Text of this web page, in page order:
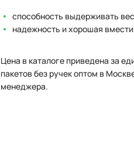
способность выдерживать вес
надежность и хорошая
Цена в каталоге приведена за
пакетов без ручек оптом в
менеджера.